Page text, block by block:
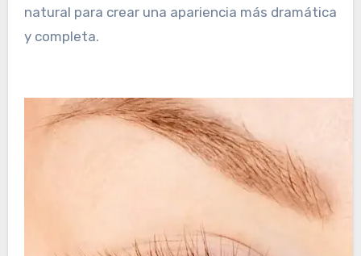
natural para crear una apariencia más dramática
y completa.